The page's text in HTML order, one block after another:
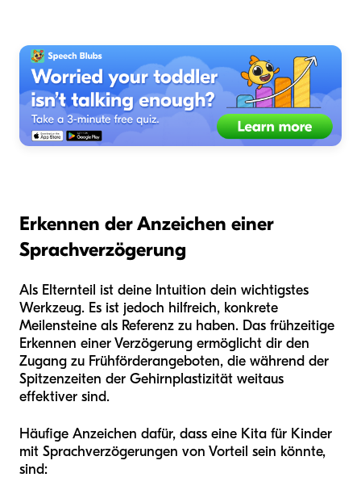
Erkennen der Anzeichen einer
Sprachverzögerung
Als Elternteil ist deine Intuition dein wichtigstes
Werkzeug. Es ist jedoch hilfreich, konkrete
Meilensteine als Referenz zu haben. Das frühzeitige
Erkennen einer Verzögerung ermöglicht dir den
Zugang zu Frühförderangeboten, die während der
Spitzenzeiten der Gehirnplastizität weitaus
effektiver sind.
Häufige Anzeichen dafür, dass eine Kita für Kinder
mit Sprachverzögerungen von Vorteil sein könnte,
sind: